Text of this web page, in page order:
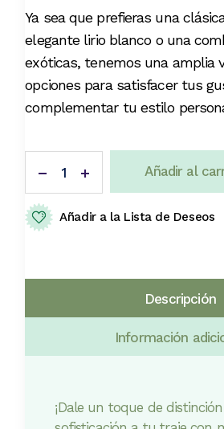
152,00 €.
11,00 €.
Ya sea que prefieras una
elegante lirio blanco o una
exóticas, tenemos una amplia
opciones para satisfacer tus
complementar tu estilo
Añadir al
Añadir a la Lista de Deseos
Descripción
Información
¡Dale un toque de